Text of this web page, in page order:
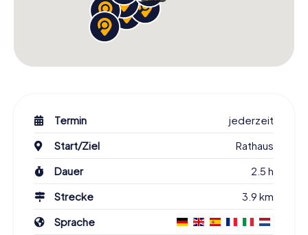
Termin
jederzeit
Start/Ziel
Rathaus
Dauer
2.5 h
Strecke
3.9 km
Sprache